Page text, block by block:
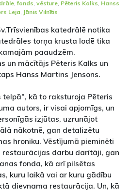
,fonds vēsture Pēteris Kalks Hanss
Leja Jānis Vilnītis
katedrālē notika
torņa krusta lodē tika
paaudzēm.
un mācītājs Pēteris Kalks un
Hanss Martins Jensons.
telpā", kā to raksturoja Pēteris
autors, ir visai apjomīgs, un
izjūtas, uzrunājot
nākotnē, gan detalizētu
hroniku. Vēstījumā pieminēti
restaurācijas darbu darītāji, gan
fonda, kā arī pilsētas
kuru laikā vai ar kuru gādību
dievnama restaurācija. Un, kā